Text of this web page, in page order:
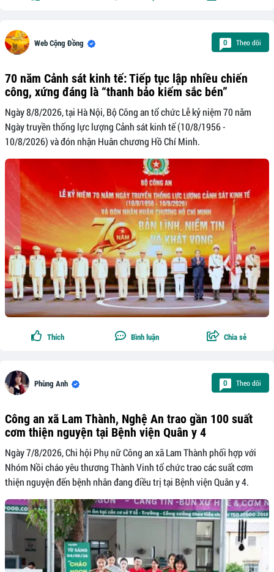
Web Cộng Đồng 0 Theo dõi
70 năm Cảnh sát kinh tế: Tiếp tục lập nhiều chiến
công, xứng đáng là “thanh bảo kiếm sắc bén”
Ngày 8/8/2026, tại Hà Nội, Bộ Công an tổ chức Lễ kỷ niệm 70 năm
Ngày truyền thống lực lượng Cảnh sát kinh tế (10/8/1956 -
10/8/2026) và đón nhận Huân chương Hồ Chí Minh.
Thích Bình luận Chia sẻ
Phùng Anh 0 Theo dõi
Công an xã Lam Thành, Nghệ An trao gần 100 suất
cơm thiện nguyện tại Bệnh viện Quân y 4
Ngày 7/8/2026, Chi hội Phụ nữ Công an xã Lam Thành phối hợp với
Nhóm Nồi cháo yêu thương Thành Vinh tổ chức trao các suất cơm
thiện nguyện đến bệnh nhân đang điều trị tại Bệnh viện Quân y 4.